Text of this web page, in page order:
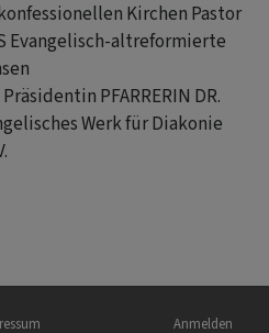
Kirchen Pastor
Evangelisch-altreformierte
PFARRERIN DR.
Werk für Diakonie
Anmelden